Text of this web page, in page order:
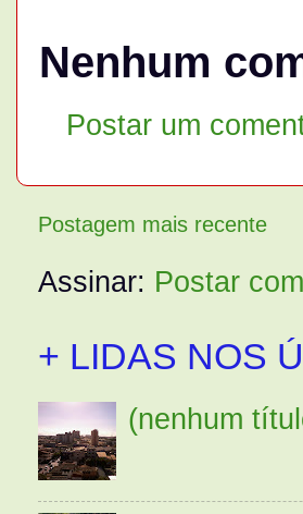
Nenhum
Postar um
Postagem mais recente
Assinar: Postar
+ LIDAS NOS
(nenhum